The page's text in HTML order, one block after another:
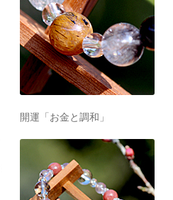
開運「お金と調和」